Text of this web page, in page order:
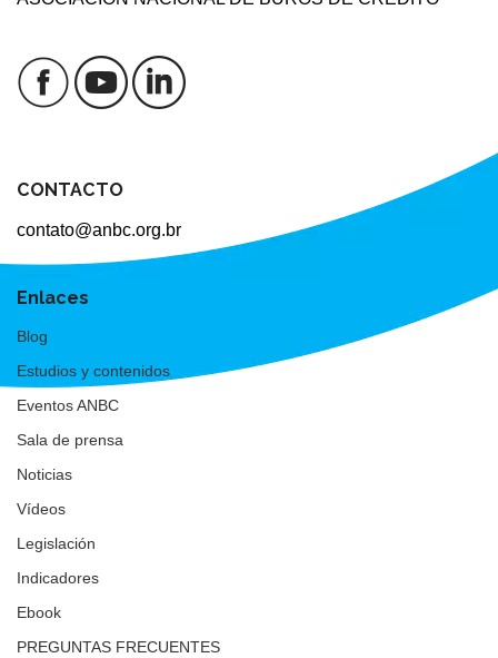
CONTACTO
contato@anbc.org.br
Enlaces
Blog
Estudios y contenidos
Eventos ANBC
Sala de prensa
Noticias
Vídeos
Legislación
Indicadores
Ebook
PREGUNTAS FRECUENTES